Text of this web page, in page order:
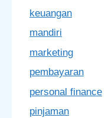
keuangan
mandiri
marketing
pembayaran
personal finance
pinjaman